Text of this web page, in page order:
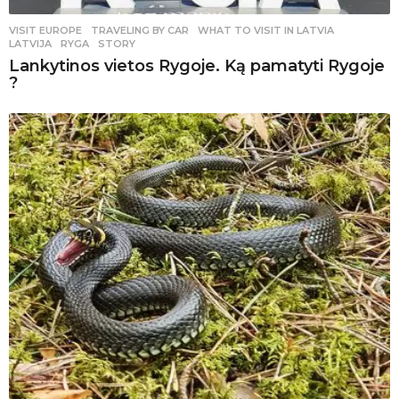
VISIT EUROPE ,TRAVELING BY CAR WHAT TO VISIT IN LATVIA
LATVIJA
,RYGA ,STORY
Lankytinos vietos Rygoje. Ką pamatyti Rygoje
?